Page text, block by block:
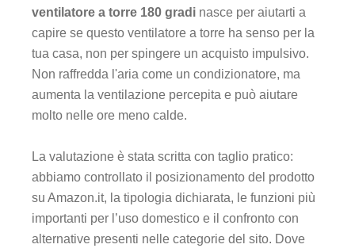
ventilatore a torre 180 gradi nasce per aiutarti a
capire se questo ventilatore a torre ha senso per la
tua casa, non per spingere un acquisto impulsivo.
Non raffredda l'aria come un condizionatore, ma
aumenta la ventilazione percepita e può aiutare
molto nelle ore meno calde.
La valutazione è stata scritta con taglio pratico:
abbiamo controllato il posizionamento del prodotto
su Amazon.it, la tipologia dichiarata, le funzioni più
importanti per l’uso domestico e il confronto con
alternative presenti nelle categorie del sito. Dove